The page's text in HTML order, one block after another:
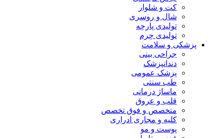
کت و شلوار
شال و روسری
تولیدی پارچه
تولیدی چرم
پزشکی و سلامت
جراحی بینی
دندانپزشک
پزشک عمومی
طب سنتی
ماساژ درمانی
قلب و عروق
متخصص و فوق تخصص
کلیه و مجاری ادراری
پوست و مو